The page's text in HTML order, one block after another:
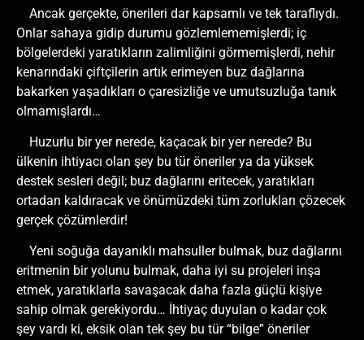
Ancak gerçekte, önerileri dar kapsamlı ve tek taraflıydı.
Onlar sahaya gidip durumu gözlemlememişlerdi; iç
bölgelerdeki yaratıkların zalimliğini görmemişlerdi, nehir
kenarındaki çiftçilerin artık erimeyen buz dağlarına
bakarken yaşadıkları o çaresizliğe ve umutsuzluğa tanık
olmamışlardı…
Huzurlu bir yer nerede, kaçacak bir yer nerede? Bu
ülkenin ihtiyacı olan şey bu tür öneriler ya da yüksek
destek sesleri değil; buz dağlarını eritecek, yaratıkları
ortadan kaldıracak ve önümüzdeki tüm zorlukları çözecek
gerçek çözümlerdir!
Yeni soğuğa dayanıklı mahsuller bulmak, buz dağlarını
eritmenin bir yolunu bulmak, daha iyi su projeleri inşa
etmek, yaratıklarla savaşacak daha fazla güçlü kişiye
sahip olmak gerekiyordu… İhtiyaç duyulan o kadar çok
şey vardı ki, eksik olan tek şey bu tür “bilge” öneriler